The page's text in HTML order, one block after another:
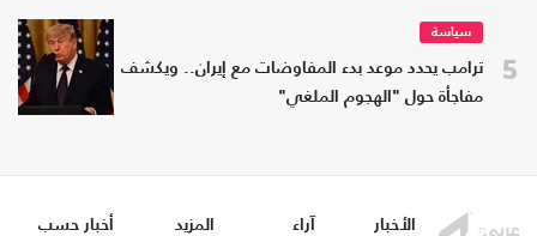
5
سياسة
ترامب يحدد موعد بدء المفاوضات مع إيران.. ويكشف
مفاجأة حول "الهجوم الملغي"
الأخبار آراء المزيد أخبار حسب